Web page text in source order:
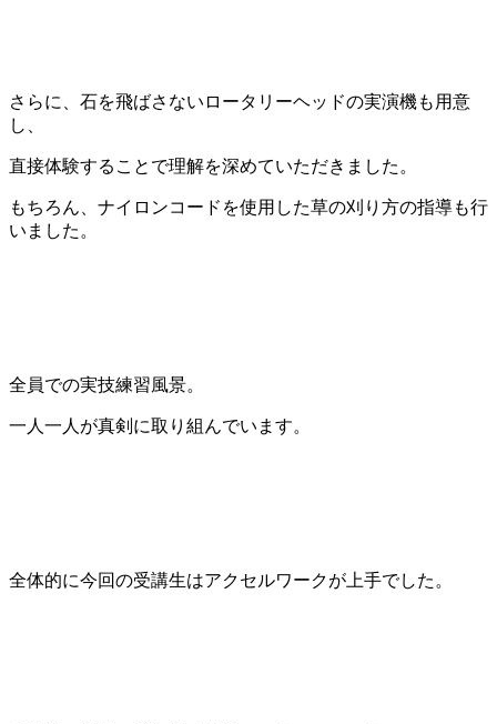
さらに、石を飛ばさないロータリーヘッドの実演機も用意
し、
直接体験することで理解を深めていただきました。
もちろん、ナイロンコードを使用した草の刈り方の指導も行
いました。
全員での実技練習風景。
一人一人が真剣に取り組んでいます。
全体的に今回の受講生はアクセルワークが上手でした。